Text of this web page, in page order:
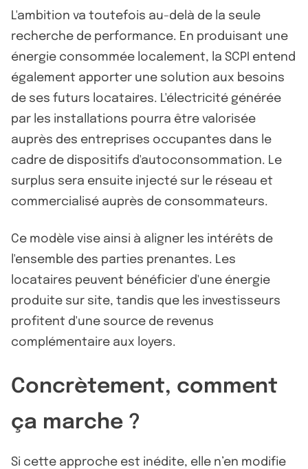
L'ambition va toutefois au-delà de la seule
recherche de performance. En produisant une
énergie consommée localement, la SCPI entend
également apporter une solution aux besoins
de ses futurs locataires. L'électricité générée
par les installations pourra être valorisée
auprès des entreprises occupantes dans le
cadre de dispositifs d'autoconsommation. Le
surplus sera ensuite injecté sur le réseau et
commercialisé auprès de consommateurs.
Ce modèle vise ainsi à aligner les intérêts de
l'ensemble des parties prenantes. Les
locataires peuvent bénéficier d'une énergie
produite sur site, tandis que les investisseurs
profitent d'une source de revenus
complémentaire aux loyers.
Concrètement, comment
ça marche ?
Si cette approche est inédite, elle n’en modifie